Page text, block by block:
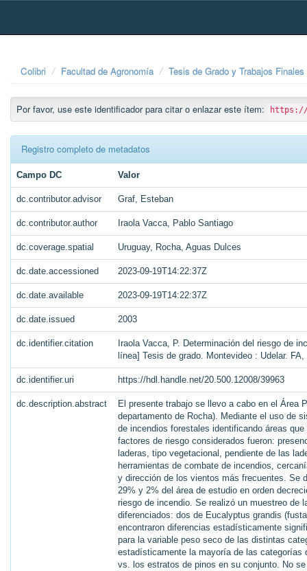
Skip
Colibri Facultad de Agronomía Tesis de Grado y Trabajos Finales
Por favor, use este identificador para citar o enlazar este ítem: https://
Registro completo de metadatos
Campo DC Valor
dc.contributor.advisor Graf, Esteban
dc.contributor.author Iraola Vacca, Pablo Santiago
dc.coverage.spatial Uruguay, Rocha, Aguas Dulces
dc.date.accessioned 2023-09-19T14:22:37Z
dc.date.available 2023-09-19T14:22:37Z
dc.date.issued 2003
dc.identifier.citation
Iraola Vacca, P. Determinación del riesgo de
línea] Tesis de grado. Montevideo : Udelar. FA,
dc.identifier.uri https://hdl.handle.net/20.500.12008/39963
dc.description.abstract
El presente trabajo se llevo a cabo en el Área
departamento de Rocha). Mediante el uso de
de incendios forestales identificando áreas
factores de riesgo considerados fueron:
laderas, tipo vegetacional, pendiente de las
herramientas de combate de incendios,
y dirección de los vientos más frecuentes. Se
29% y 2% del área de estudio en orden
riesgo de incendio. Se realizó un muestreo de
diferenciados: dos de Eucalyptus grandis
encontraron diferencias estadísticamente
para la variable peso seco de las distintas
estadísticamente la mayoría de las
vs. los estratos de pinos en su conjunto. No